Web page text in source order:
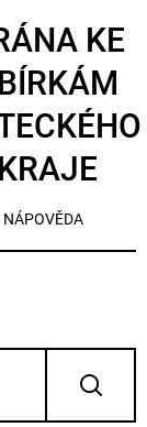
KE
KRAJE
NÁPOVĚDA